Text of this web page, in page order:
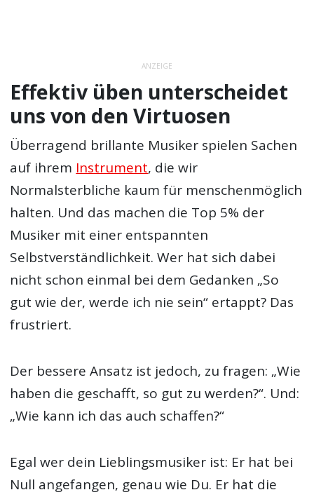
ANZEIGE
Effektiv üben unterscheidet
uns von den Virtuosen
Überragend brillante Musiker spielen Sachen
auf ihrem Instrument, die wir
Normalsterbliche kaum für menschenmöglich
halten. Und das machen die Top 5% der
Musiker mit einer entspannten
Selbstverständlichkeit. Wer hat sich dabei
nicht schon einmal bei dem Gedanken „So
gut wie der, werde ich nie sein“ ertappt? Das
frustriert.
Der bessere Ansatz ist jedoch, zu fragen: „Wie
haben die geschafft, so gut zu werden?“. Und:
„Wie kann ich das auch schaffen?“
Egal wer dein Lieblingsmusiker ist: Er hat bei
Null angefangen, genau wie Du. Er hat die